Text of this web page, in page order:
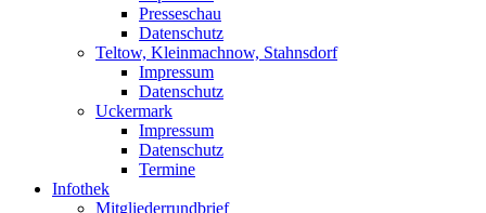
Presseschau
Datenschutz
Teltow, Kleinmachnow, Stahnsdorf
Impressum
Datenschutz
Uckermark
Impressum
Datenschutz
Termine
Infothek
Mitgliederrundbrief